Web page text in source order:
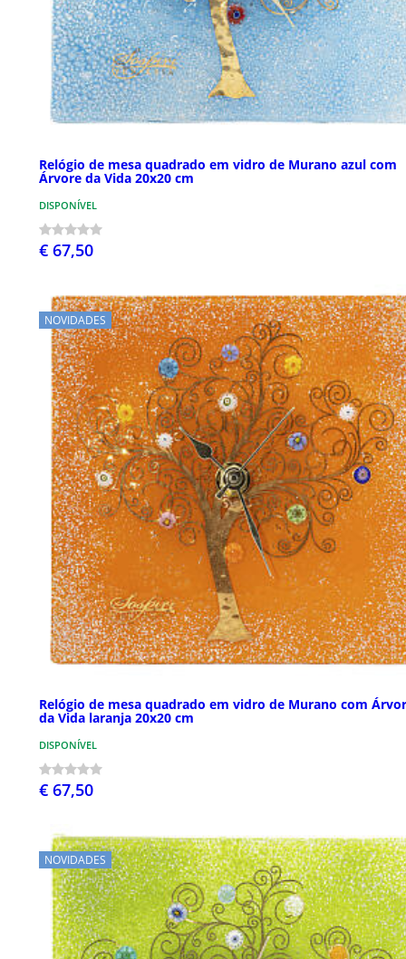
Relógio de mesa quadrado em vidro de Murano azul com
Árvore da Vida 20x20 cm
DISPONÍVEL
€ 67,50
NOVIDADES
Relógio de mesa quadrado em vidro de Murano com
da Vida laranja 20x20 cm
DISPONÍVEL
€ 67,50
NOVIDADES